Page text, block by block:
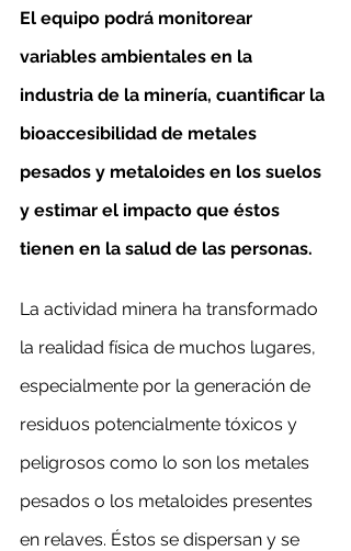
El equipo podrá monitorear
variables ambientales en la
industria de la minería, cuantificar la
bioaccesibilidad de metales
pesados y metaloides en los suelos
y estimar el impacto que éstos
tienen en la salud de las personas.
La actividad minera ha transformado
la realidad física de muchos lugares,
especialmente por la generación de
residuos potencialmente tóxicos y
peligrosos como lo son los metales
pesados o los metaloides presentes
en relaves. Éstos se dispersan y se